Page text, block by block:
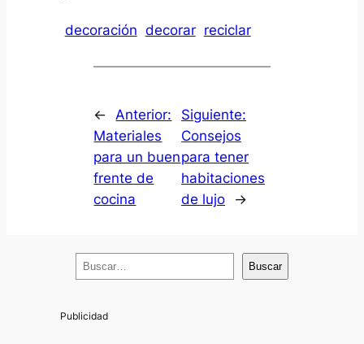
decoración decorar reciclar
←
Anterior:
Materiales
para un buen
frente de
cocina
Siguiente:
Consejos
para tener
habitaciones
de lujo
→
u
Buscar